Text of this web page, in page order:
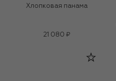
Хлопковая панама
21 080 ₽